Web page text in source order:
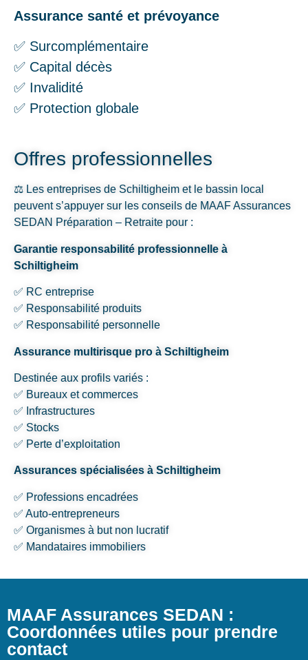
Assurance santé et prévoyance
✅ Surcomplémentaire
✅ Capital décès
✅ Invalidité
✅ Protection globale
Offres professionnelles
⚖️ Les entreprises de Schiltigheim et le bassin local
peuvent s’appuyer sur les conseils de MAAF Assurances
SEDAN Préparation – Retraite pour :
Garantie responsabilité professionnelle à
Schiltigheim
✅ RC entreprise
✅ Responsabilité produits
✅ Responsabilité personnelle
Assurance multirisque pro à Schiltigheim
Destinée aux profils variés :
✅ Bureaux et commerces
✅ Infrastructures
✅ Stocks
✅ Perte d’exploitation
Assurances spécialisées à Schiltigheim
✅ Professions encadrées
✅ Auto-entrepreneurs
✅ Organismes à but non lucratif
✅ Mandataires immobiliers
MAAF Assurances SEDAN :
Coordonnées utiles pour prendre
contact